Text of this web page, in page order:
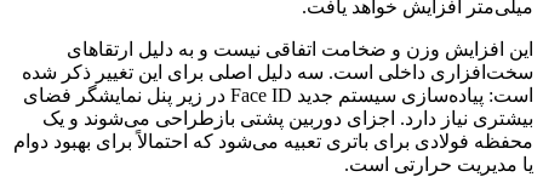
میلی‌متر افزایش خواهد یافت.
این افزایش وزن و ضخامت اتفاقی نیست و به دلیل ارتقاهای
سخت‌افزاری داخلی است. سه دلیل اصلی برای این تغییر ذکر شده
است: پیاده‌سازی سیستم جدید Face ID در زیر پنل نمایشگر فضای
بیشتری نیاز دارد. اجزای دوربین پشتی بازطراحی می‌شوند و یک
محفظه فولادی برای باتری تعبیه می‌شود که احتمالاً برای بهبود دوام
یا مدیریت حرارتی است.